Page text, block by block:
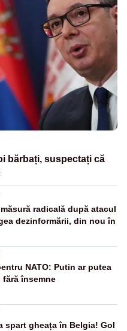
bărbați, suspectați că
radicală după atacul
dezinformării, din nou în
NATO: Putin ar putea
însemne
spart gheața în Belgia! Gol